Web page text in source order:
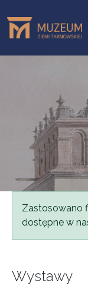
Komunikat
Zastosowano
dostępne w
Wystawy